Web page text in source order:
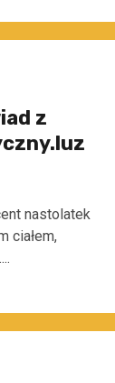
z
nastolatek
ciałem,